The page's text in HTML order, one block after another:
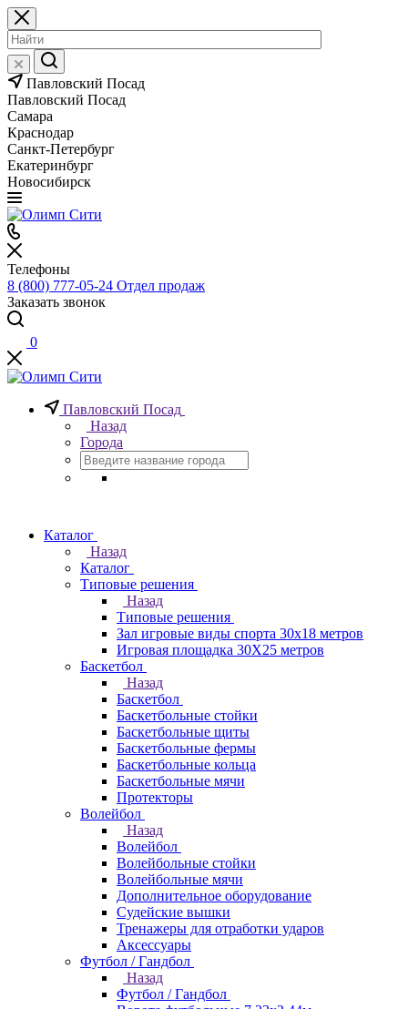
Павловский Посад
Павловский Посад
Самара
Краснодар
Санкт-Петербург
Екатеринбург
Новосибирск
Телефоны
8 (800) 777-05-24 Отдел продаж
Заказать звонок
0
Павловский Посад
Назад
Города
Каталог
Назад
Каталог
Типовые решения
Назад
Типовые решения
Зал игровые виды спорта 30x18 метров
Игровая площадка 30Х25 метров
Баскетбол
Назад
Баскетбол
Баскетбольные стойки
Баскетбольные щиты
Баскетбольные фермы
Баскетбольные кольца
Баскетбольные мячи
Протекторы
Волейбол
Назад
Волейбол
Волейбольные стойки
Волейбольные мячи
Дополнительное оборудование
Судейские вышки
Тренажеры для отработки ударов
Аксессуары
Футбол / Гандбол
Назад
Футбол / Гандбол